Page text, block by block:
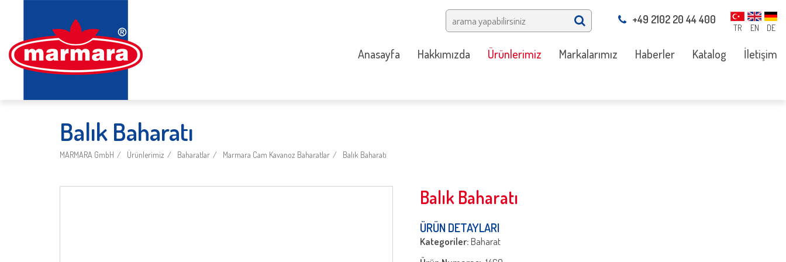
TR EN DE
+49 2102 20 44 400
Anasayfa Hakkımızda Ürünlerimiz Markalarımız Haberler Katalog İletişim
Balık Baharatı
MARMARA GmbH Ürünlerimiz Baharatlar Marmara Cam Kavanoz Baharatlar Balık Baharatı
Balık Baharatı
ÜRÜN DETAYLARI
Kategoriler:Baharat